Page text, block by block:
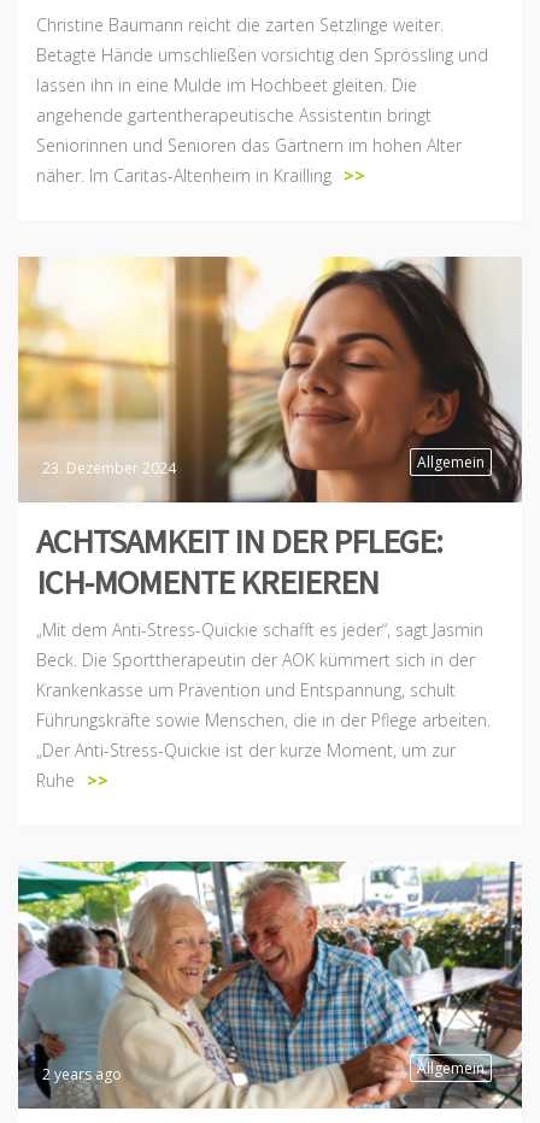
Christine Baumann reicht die zarten Setzlinge weiter.
Betagte Hände umschließen vorsichtig den Sprössling und
lassen ihn in eine Mulde im Hochbeet gleiten. Die
angehende gartentherapeutische Assistentin bringt
Seniorinnen und Senioren das Gärtnern im hohen Alter
näher. Im Caritas-Altenheim in Krailling >>
Allgemein
23. Dezember 2024
ACHTSAMKEIT IN DER PFLEGE:
ICH-MOMENTE KREIEREN
„Mit dem Anti-Stress-Quickie schafft es jeder“, sagt Jasmin
Beck. Die Sporttherapeutin der AOK kümmert sich in der
Krankenkasse um Prävention und Entspannung, schult
Führungskräfte sowie Menschen, die in der Pflege arbeiten.
„Der Anti-Stress-Quickie ist der kurze Moment, um zur
Ruhe
>>
Allgemein
2 years ago